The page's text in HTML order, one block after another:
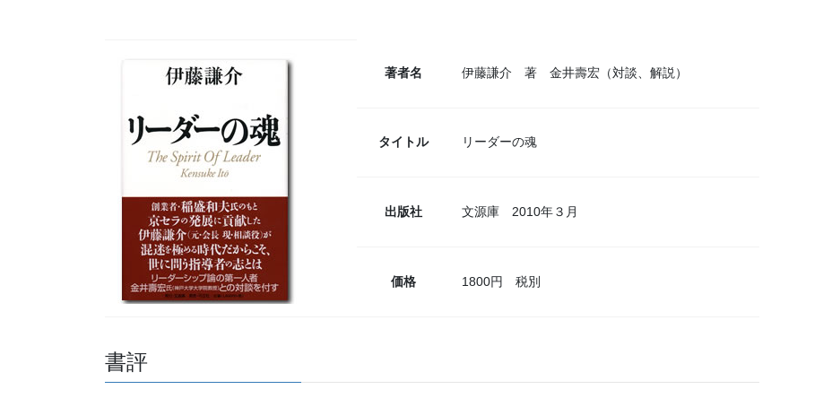
著者名 伊藤謙介 著 金井壽宏（対談、解説）
タイトル リーダーの魂
出版社 文源庫 2010年３月
価格 1800円 税別
書評